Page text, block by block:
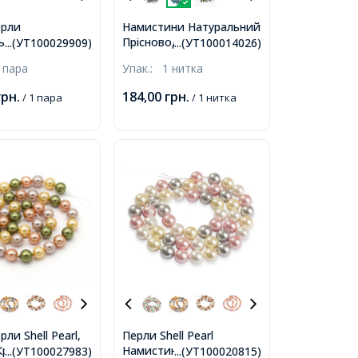
...(УТ100029909)
Білий, 10.5-
пара
/ 1 пара
...(УТ100014026)
Намистини Натуральний
Прісноводний
Пофарбований, Ікло,
Отвір 1мм, близько
Упак.: 1 нитка
184,00 грн. / 1 нитка
...(УТ100027983)
Shell Pearl,
Мікс,
...(УТ100020815)
Перли Shell Pearl
Намистини Круглий,